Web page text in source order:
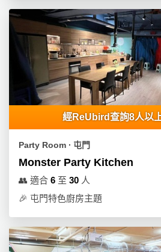
品
即
列
聚
會
及
拍
餐
廳
B
子
活
動
經ReUbird查詢8人以
Party Room ∙ 屯門
Monster Party Kitchen
👥 適合 6 至 30 人
🎉 屯門特色廚房主題